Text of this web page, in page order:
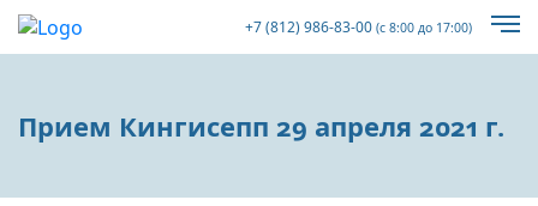
+7 (812) 986-83-00 (с 8:00 до 17:00)
Прием Кингисепп 29 апреля 2021 г.